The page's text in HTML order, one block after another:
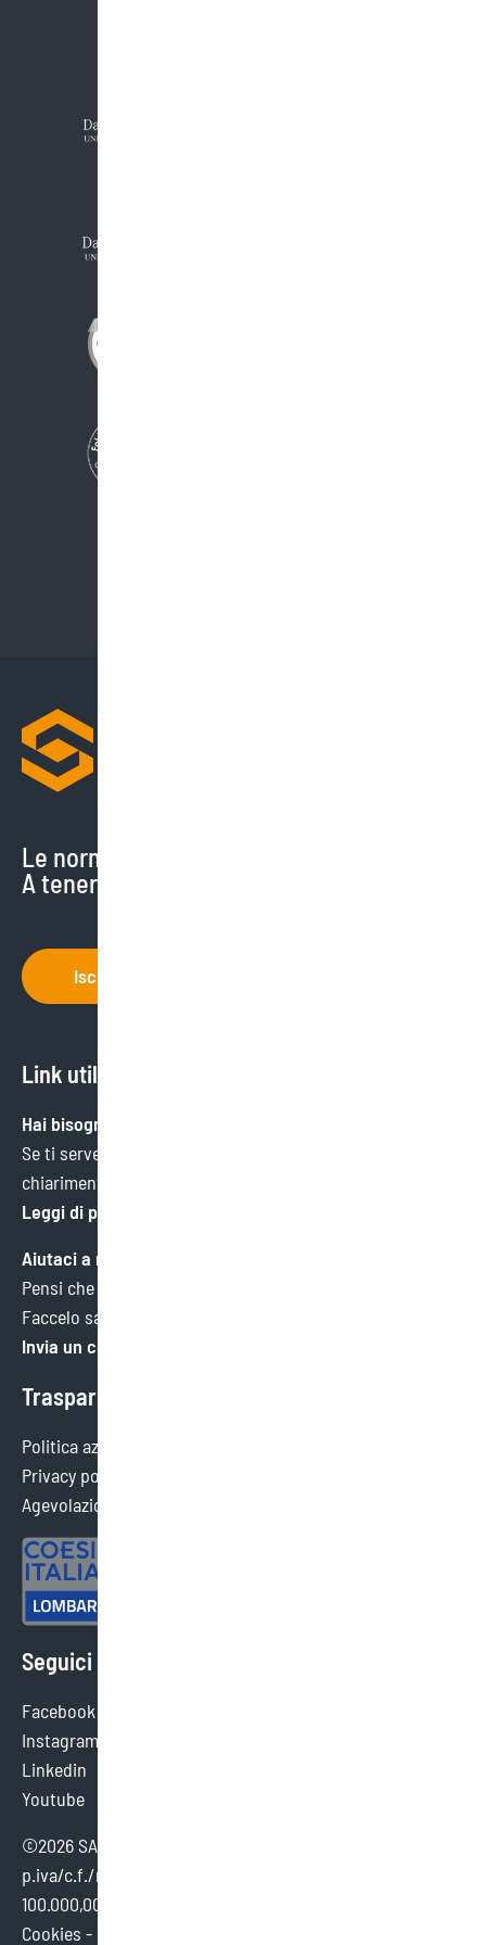
Le normative cambiano di continuo.
A tenerti aggiornato ci pensiamo noi.
Iscriviti
Link utili
Hai bisogno di aiuto?
Se ti serve un’informazione specifica o hai bisogno di
chiarimenti, ci trovi qui.
Leggi di più
Aiutaci a migliorare
Pensi che potremmo fare meglio in qualche ambito?
Faccelo sapere. Faremo tesoro di ogni consiglio.
Invia un commento
Trasparenza
Politica aziendale
Privacy policy
Agevolazioni ottenute
Seguici sui social
Facebook
Instagram
Linkedin
Youtube
©2026 SAEF SRL SB - tutti i diritti sono riservati.
p.iva/c.f./reg. imp. brescia 02154380980 - cap. sociale €
100.000,00 i.v.
Cookies -